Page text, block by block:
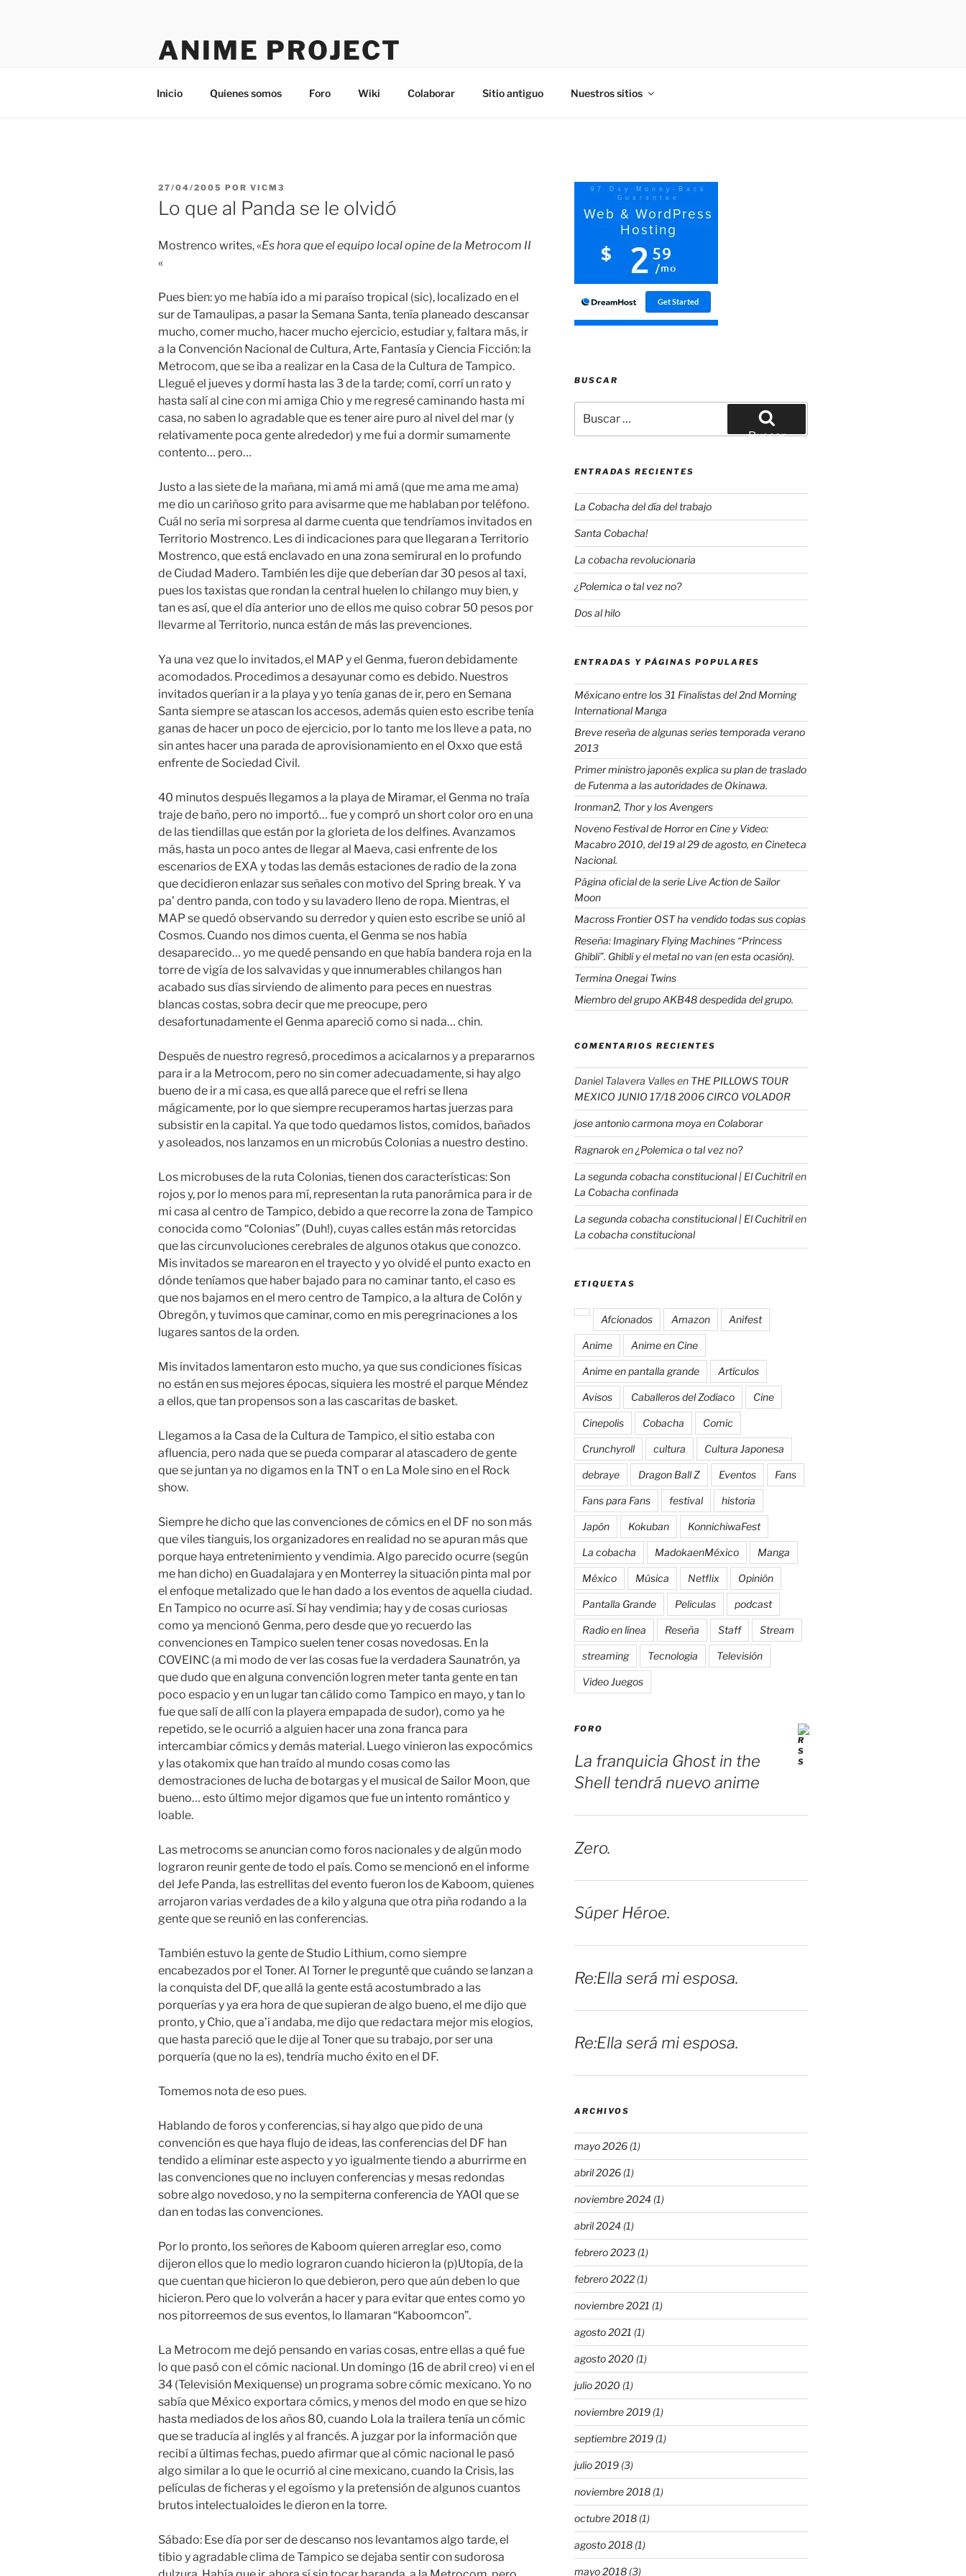
ANIME PROJECT
Inicio Quienes somos Foro Wiki Colaborar Sitio antiguo Nuestros sitios
PUBLICADO
EL
27/04/2005 POR VICM3
Lo que al Panda se le olvidó
Mostrenco writes, «Es hora que el equipo local opine de la Metrocom II
«
Pues bien: yo me había ido a mi paraíso tropical (sic), localizado en el
sur de Tamaulipas, a pasar la Semana Santa, tenía planeado descansar
mucho, comer mucho, hacer mucho ejercicio, estudiar y, faltara más, ir
a la Convención Nacional de Cultura, Arte, Fantasía y Ciencia Ficción: la
Metrocom, que se iba a realizar en la Casa de la Cultura de Tampico.
Llegué el jueves y dormí hasta las 3 de la tarde; comí, corrí un rato y
hasta salí al cine con mi amiga Chio y me regresé caminando hasta mi
casa, no saben lo agradable que es tener aire puro al nivel del mar (y
relativamente poca gente alrededor) y me fui a dormir sumamente
contento… pero…
Justo a las siete de la mañana, mi amá mi amá (que me ama me ama)
me dio un cariñoso grito para avisarme que me hablaban por teléfono.
Cuál no sería mi sorpresa al darme cuenta que tendríamos invitados en
Territorio Mostrenco. Les di indicaciones para que llegaran a Territorio
Mostrenco, que está enclavado en una zona semirural en lo profundo
de Ciudad Madero. También les dije que deberían dar 30 pesos al taxi,
pues los taxistas que rondan la central huelen lo chilango muy bien, y
tan es así, que el día anterior uno de ellos me quiso cobrar 50 pesos por
llevarme al Territorio, nunca están de más las prevenciones.
Ya una vez que lo invitados, el MAP y el Genma, fueron debidamente
acomodados. Procedimos a desayunar como es debido. Nuestros
invitados querían ir a la playa y yo tenía ganas de ir, pero en Semana
Santa siempre se atascan los accesos, además quien esto escribe tenía
ganas de hacer un poco de ejercicio, por lo tanto me los lleve a pata, no
sin antes hacer una parada de aprovisionamiento en el Oxxo que está
enfrente de Sociedad Civil.
40 minutos después llegamos a la playa de Miramar, el Genma no traía
traje de baño, pero no importó… fue y compró un short color oro en una
de las tiendillas que están por la glorieta de los delfines. Avanzamos
más, hasta un poco antes de llegar al Maeva, casi enfrente de los
escenarios de EXA y todas las demás estaciones de radio de la zona
que decidieron enlazar sus señales con motivo del Spring break. Y va
pa’ dentro panda, con todo y su lavadero lleno de ropa. Mientras, el
MAP se quedó observando su derredor y quien esto escribe se unió al
Cosmos. Cuando nos dimos cuenta, el Genma se nos había
desaparecido… yo me quedé pensando en que había bandera roja en la
torre de vigía de los salvavidas y que innumerables chilangos han
acabado sus días sirviendo de alimento para peces en nuestras
blancas costas, sobra decir que me preocupe, pero
desafortunadamente el Genma apareció como si nada… chin.
Después de nuestro regresó, procedimos a acicalarnos y a prepararnos
para ir a la Metrocom, pero no sin comer adecuadamente, si hay algo
bueno de ir a mi casa, es que allá parece que el refri se llena
mágicamente, por lo que siempre recuperamos hartas juerzas para
subsistir en la capital. Ya que todo quedamos listos, comidos, bañados
y asoleados, nos lanzamos en un microbús Colonias a nuestro destino.
Los microbuses de la ruta Colonias, tienen dos características: Son
rojos y, por lo menos para mí, representan la ruta panorámica para ir de
mi casa al centro de Tampico, debido a que recorre la zona de Tampico
conocida como “Colonias” (Duh!), cuyas calles están más retorcidas
que las circunvoluciones cerebrales de algunos otakus que conozco.
Mis invitados se marearon en el trayecto y yo olvidé el punto exacto en
dónde teníamos que haber bajado para no caminar tanto, el caso es
que nos bajamos en el mero centro de Tampico, a la altura de Colón y
Obregón, y tuvimos que caminar, como en mis peregrinaciones a los
lugares santos de la orden.
Mis invitados lamentaron esto mucho, ya que sus condiciones físicas
no están en sus mejores épocas, siquiera les mostré el parque Méndez
a ellos, que tan propensos son a las cascaritas de basket.
Llegamos a la Casa de la Cultura de Tampico, el sitio estaba con
afluencia, pero nada que se pueda comparar al atascadero de gente
que se juntan ya no digamos en la TNT o en La Mole sino en el Rock
show.
Siempre he dicho que las convenciones de cómics en el DF no son más
que viles tianguis, los organizadores en realidad no se apuran más que
porque haya entretenimiento y vendimia. Algo parecido ocurre (según
me han dicho) en Guadalajara y en Monterrey la situación pinta mal por
el enfoque metalizado que le han dado a los eventos de aquella ciudad.
En Tampico no ocurre así. Sí hay vendimia; hay y de cosas curiosas
como ya mencionó Genma, pero desde que yo recuerdo las
convenciones en Tampico suelen tener cosas novedosas. En la
COVEINC (a mi modo de ver las cosas fue la verdadera Saunatrón, ya
que dudo que en alguna convención logren meter tanta gente en tan
poco espacio y en un lugar tan cálido como Tampico en mayo, y tan lo
fue que salí de allí con la playera empapada de sudor), como ya he
repetido, se le ocurrió a alguien hacer una zona franca para
intercambiar cómics y demás material. Luego vinieron las expocómics
y las otakomix que han traído al mundo cosas como las
demostraciones de lucha de botargas y el musical de Sailor Moon, que
bueno… esto último mejor digamos que fue un intento romántico y
loable.
Las metrocoms se anuncian como foros nacionales y de algún modo
lograron reunir gente de todo el país. Como se mencionó en el informe
del Jefe Panda, las estrellitas del evento fueron los de Kaboom, quienes
arrojaron varias verdades de a kilo y alguna que otra piña rodando a la
gente que se reunió en las conferencias.
También estuvo la gente de Studio Lithium, como siempre
encabezados por el Toner. Al Torner le pregunté que cuándo se lanzan a
la conquista del DF, que allá la gente está acostumbrado a las
porquerías y ya era hora de que supieran de algo bueno, el me dijo que
pronto, y Chio, que a’i andaba, me dijo que redactara mejor mis elogios,
que hasta pareció que le dije al Toner que su trabajo, por ser una
porquería (que no la es), tendría mucho éxito en el DF.
Tomemos nota de eso pues.
Hablando de foros y conferencias, si hay algo que pido de una
convención es que haya flujo de ideas, las conferencias del DF han
tendido a eliminar este aspecto y yo igualmente tiendo a aburrirme en
las convenciones que no incluyen conferencias y mesas redondas
sobre algo novedoso, y no la sempiterna conferencia de YAOI que se
dan en todas las convenciones.
Por lo pronto, los señores de Kaboom quieren arreglar eso, como
dijeron ellos que lo medio lograron cuando hicieron la (p)Utopía, de la
que cuentan que hicieron lo que debieron, pero que aún deben lo que
hicieron. Pero que lo volverán a hacer y para evitar que entes como yo
nos pitorreemos de sus eventos, lo llamaran “Kaboomcon”.
La Metrocom me dejó pensando en varias cosas, entre ellas a qué fue
lo que pasó con el cómic nacional. Un domingo (16 de abril creo) vi en el
34 (Televisión Mexiquense) un programa sobre cómic mexicano. Yo no
sabía que México exportara cómics, y menos del modo en que se hizo
hasta mediados de los años 80, cuando Lola la trailera tenía un cómic
que se traducía al inglés y al francés. A juzgar por la información que
recibí a últimas fechas, puedo afirmar que al cómic nacional le pasó
algo similar a lo que le ocurrió al cine mexicano, cuando la Crisis, las
películas de ficheras y el egoísmo y la pretensión de algunos cuantos
brutos intelectualoides le dieron en la torre.
Sábado: Ese día por ser de descanso nos levantamos algo tarde, el
tibio y agradable clima de Tampico se dejaba sentir con sudorosa
BUSCAR
por:
Buscar
ENTRADAS RECIENTES
La Cobacha del día del trabajo
Santa Cobacha!
La cobacha revolucionaria
¿Polemica o tal vez no?
Dos al hilo
ENTRADAS Y PÁGINAS POPULARES
Méxicano entre los 31 Finalistas del 2nd Morning
International Manga
Breve reseña de algunas series temporada verano
2013
Primer ministro japonés explica su plan de traslado
de Futenma a las autoridades de Okinawa.
Ironman2, Thor y los Avengers
Noveno Festival de Horror en Cine y Video:
Macabro 2010, del 19 al 29 de agosto, en Cineteca
Nacional.
Página oficial de la serie Live Action de Sailor
Moon
Macross Frontier OST ha vendido todas sus copias
Reseña: Imaginary Flying Machines “Princess
Ghibli”. Ghibli y el metal no van (en esta ocasión).
Termina Onegai Twins
Miembro del grupo AKB48 despedida del grupo.
COMENTARIOS RECIENTES
Daniel Talavera Vallesen THE PILLOWS TOUR
MEXICO JUNIO 17/18 2006 CIRCO VOLADOR
jose antonio carmona moya en Colaborar
Ragnaroken¿Polemica o tal vez no?
La segunda cobacha constitucional | El Cuchitrilen
La Cobacha confinada
La segunda cobacha constitucional | El Cuchitrilen
La cobacha constitucional
ETIQUETAS
Afcionados Amazon Anifest
Anime Anime en Cine
Anime en pantalla grande Artículos
Avisos Caballeros del Zodiaco Cine
Cinepolis Cobacha Comic
Crunchyroll cultura Cultura Japonesa
debraye Dragon Ball Z Eventos Fans
Fans para Fans festival historia
Japón Kokuban KonnichiwaFest
La cobacha MadokaenMéxico Manga
México Música Netflix Opinión
Pantalla Grande Peliculas podcast
Radio en línea Reseña Staff Stream
streaming Tecnologia Televisión
Video Juegos
FORO
La franquicia Ghost in the
Shell tendrá nuevo anime
Zero.
Súper Héroe.
Re:Ella será mi esposa.
Re:Ella será mi esposa.
ARCHIVOS
mayo 2026(1)
abril 2026(1)
noviembre 2024(1)
abril 2024(1)
febrero 2023(1)
febrero 2022(1)
noviembre 2021 (1)
agosto 2021 (1)
agosto 2020 (1)
julio 2020 (1)
noviembre 2019(1)
septiembre 2019(1)
julio 2019(3)
noviembre 2018(1)
octubre 2018(1)
agosto 2018(1)
mayo 2018(3)